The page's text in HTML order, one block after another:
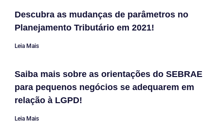
Descubra as mudanças de parâmetros no
Planejamento Tributário em 2021!
Leia Mais
Saiba mais sobre as orientações do SEBRAE
para pequenos negócios se adequarem em
relação à LGPD!
Leia Mais